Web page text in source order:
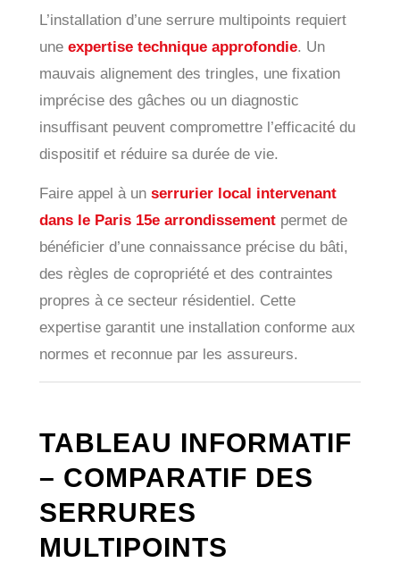
L’installation d’une serrure multipoints requiert
une expertise technique approfondie. Un
mauvais alignement des tringles, une fixation
imprécise des gâches ou un diagnostic
insuffisant peuvent compromettre l’efficacité du
dispositif et réduire sa durée de vie.
Faire appel à un serrurier local intervenant
dans le Paris 15e arrondissementpermet de
bénéficier d’une connaissance précise du bâti,
des règles de copropriété et des contraintes
propres à ce secteur résidentiel. Cette
expertise garantit une installation conforme aux
normes et reconnue par les assureurs.
TABLEAU INFORMATIF
– COMPARATIF DES
SERRURES
MULTIPOINTS